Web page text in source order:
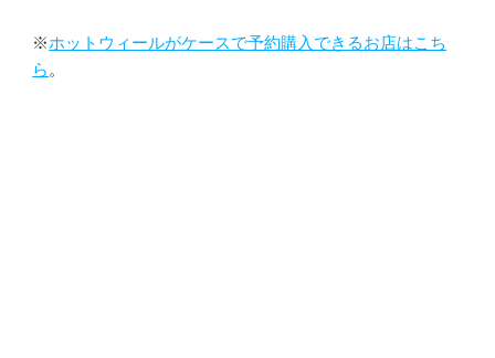
※ホットウィールがケースで予約購入できるお店はこち
ら 。